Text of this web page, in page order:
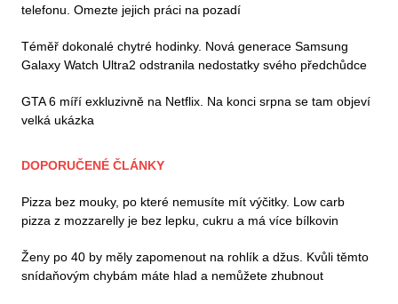
telefonu. Omezte jejich práci na pozadí
Téměř dokonalé chytré hodinky. Nová generace Samsung
Galaxy Watch Ultra2 odstranila nedostatky svého předchůdce
GTA 6 míří exkluzivně na Netflix. Na konci srpna se tam objeví
velká ukázka
DOPORUČENÉ ČLÁNKY
Pizza bez mouky, po které nemusíte mít výčitky. Low carb
pizza z mozzarelly je bez lepku, cukru a má více bílkovin
Ženy po 40 by měly zapomenout na rohlík a džus. Kvůli těmto
snídaňovým chybám máte hlad a nemůžete zhubnout